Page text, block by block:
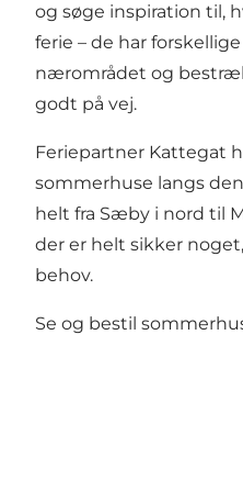
og søge inspiration til,
ferie – de har
nærområdet og
godt på vej.
Feriepartner Kattegat
sommerhuse langs
helt fra Sæby i nord til
der er helt sikker
behov.
Se og bestil